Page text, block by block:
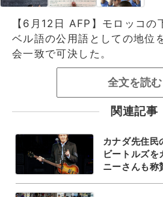
【6月12日 AFP】モロッコの
ベル語の公用語としての地位
会一致で可決した。
全文を読む
関連記事
カナダ先住民
ビートルズを
ニーさんも称